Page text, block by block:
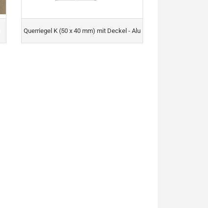
Querriegel K (50 x 40 mm) mit Deckel - Alu